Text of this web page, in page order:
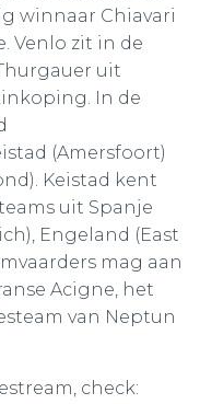
winnaar Chiavari
Venlo zit in de
uit
In de
(Amersfoort)
Keistad kent
uit Spanje
Engeland (East
mag aan
Acigne, het
van Neptun
check: